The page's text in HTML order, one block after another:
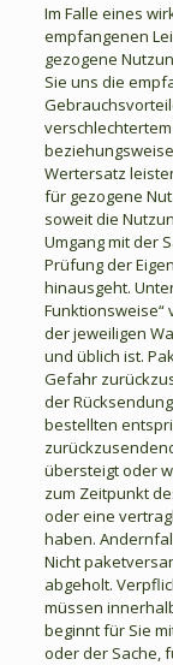
Im Falle eines
empfangenen
gezogene
Sie uns die
Wertersatz
für gezogene
soweit die
Umgang mit der
Prüfung der
hinausgeht.
der jeweiligen
und üblich ist.
Gefahr
der
bestellten
übersteigt oder
zum Zeitpunkt
oder eine
haben.
Nicht
abgeholt.
müssen
beginnt für Sie
oder der Sache,